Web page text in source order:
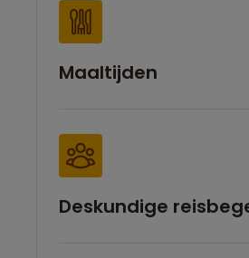
Maaltijden
Deskundige